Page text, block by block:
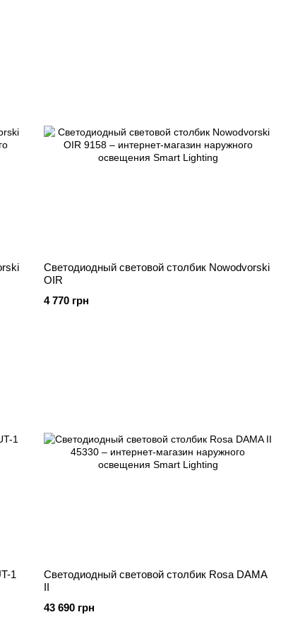
Светодиодный световой столбик Nowodvorski
OIR
4 770 грн
1
Светодиодный световой столбик Rosa DAMA
II
43 690 грн